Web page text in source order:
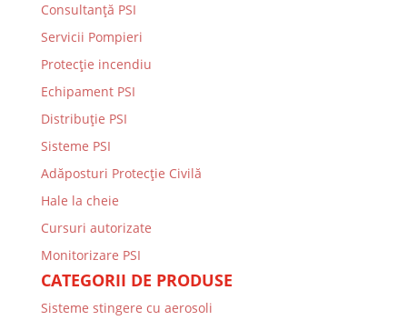
Consultanţă PSI
Servicii Pompieri
Protecţie incendiu
Echipament PSI
Distribuţie PSI
Sisteme PSI
Adăposturi Protecție Civilă
Hale la cheie
Cursuri autorizate
Monitorizare PSI
CATEGORII DE PRODUSE
Sisteme stingere cu aerosoli